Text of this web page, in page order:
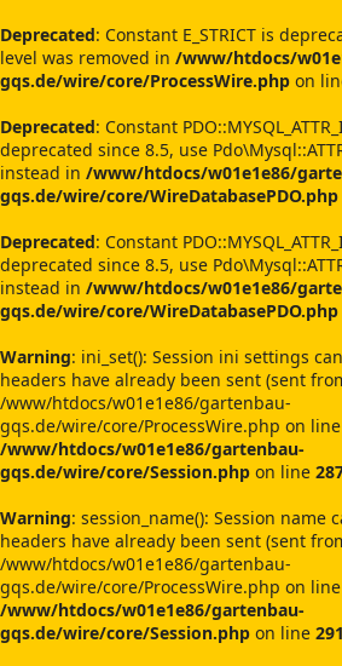
Deprecated: Constant E_STRICT is
level was removed in /www/htdocs/
gqs.de/wire/core/ProcessWire.php on
Deprecated: Constant
deprecated since 8.5, use
instead in /www/htdocs/w01e1e86/
gqs.de/wire/core/WireDatabasePDO.php
Deprecated: Constant
deprecated since 8.5, use
instead in /www/htdocs/w01e1e86/
gqs.de/wire/core/WireDatabasePDO.php
Warning: ini_set(): Session ini settings
headers have already been sent (sent
/www/htdocs/w01e1e86/gartenbau-
gqs.de/wire/core/ProcessWire.php on
/www/htdocs/w01e1e86/gartenbau-
gqs.de/wire/core/Session.php on line
Warning: session_name(): Session name
headers have already been sent (sent
/www/htdocs/w01e1e86/gartenbau-
gqs.de/wire/core/ProcessWire.php on
/www/htdocs/w01e1e86/gartenbau-
gqs.de/wire/core/Session.php on line 291